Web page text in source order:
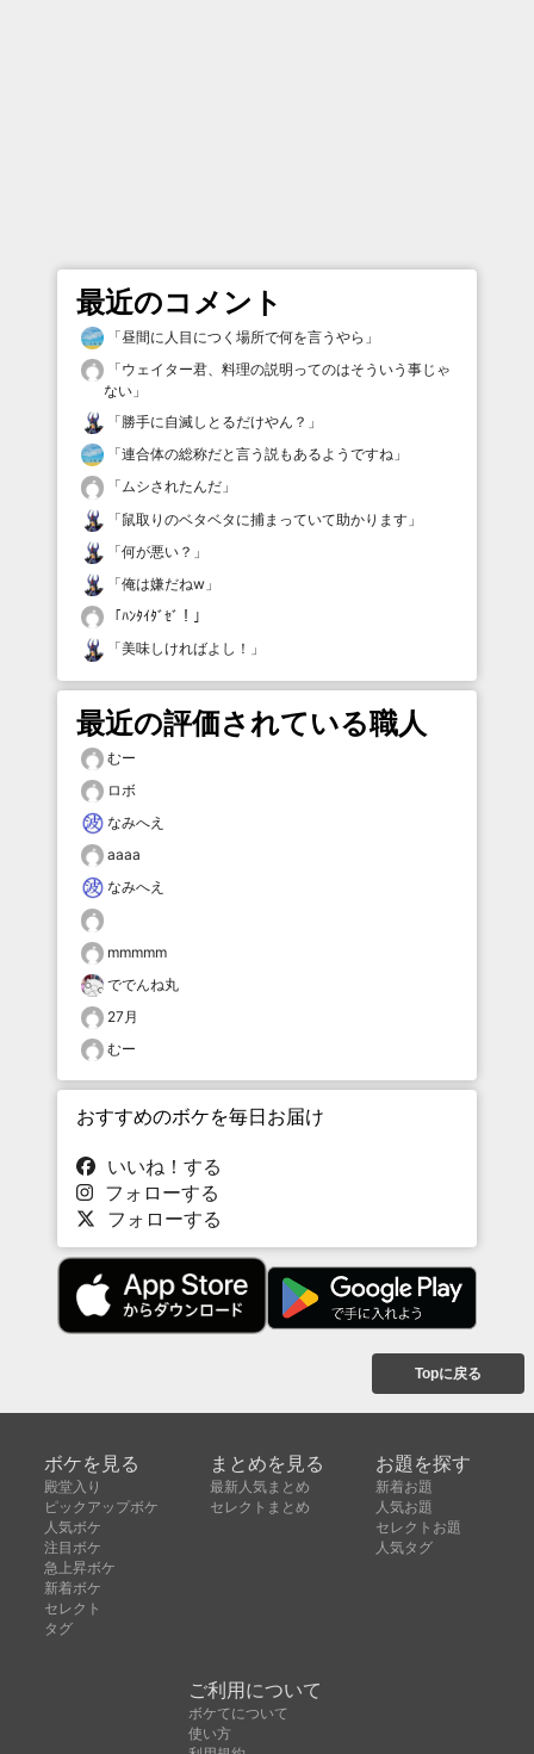
最近のコメント
「昼間に人目につく場所で何を言うやら 」
「ウェイター君、料理の説明ってのはそういう事じゃ
ない 」
「勝手に自滅しとるだけやん？ 」
「連合体の総称だと言う説もあるようですね 」
「ムシされたんだ 」
「鼠取りのベタベタに捕まっていて助かります 」
「何が悪い？ 」
「俺は嫌だねw 」
「ﾊﾝﾀｲﾀﾞｾﾞ！ 」
「美味しければよし！ 」
最近の評価されている職人
むー
ロボ
なみへえ
aaaa
なみへえ
mmmmm
ででんね丸
27月
むー
おすすめのボケを毎日お届け
いいね！する
フォローする
フォローする
Topに戻る
ボケを見る
殿堂入り
ピックアップボケ
人気ボケ
注目ボケ
急上昇ボケ
新着ボケ
セレクト
タグ
まとめを見る
最新人気まとめ
セレクトまとめ
お題を探す
新着お題
人気お題
セレクトお題
人気タグ
ご利用について
ボケてについて
使い方